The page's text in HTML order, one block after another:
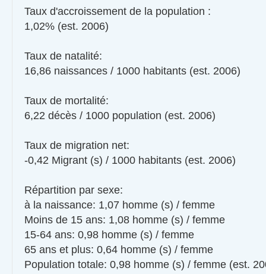
Taux d'accroissement de la population :
1,02% (est. 2006)
Taux de natalité:
16,86 naissances / 1000 habitants (est. 2006)
Taux de mortalité:
6,22 décès / 1000 population (est. 2006)
Taux de migration net:
-0,42 Migrant (s) / 1000 habitants (est. 2006)
Répartition par sexe:
à la naissance: 1,07 homme (s) / femme
Moins de 15 ans: 1,08 homme (s) / femme
15-64 ans: 0,98 homme (s) / femme
65 ans et plus: 0,64 homme (s) / femme
Population totale: 0,98 homme (s) / femme (est.